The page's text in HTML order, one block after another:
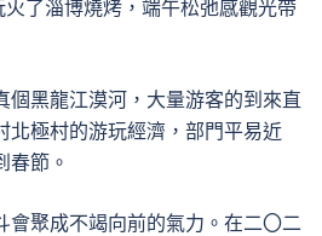
火了淄博燒烤，端午松弛感觀光帶
個黑龍江漠河，大量游客的到來直
北極村的游玩經濟，部門平易近
春節。
會聚成不竭向前的氣力。在二〇二